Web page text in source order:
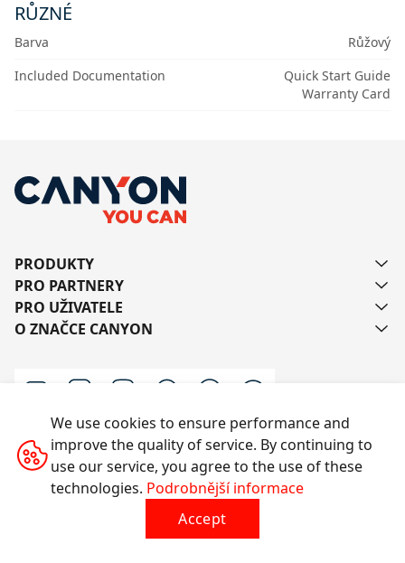
RŮZNÉ
Barva
Růžový
Included Documentation
Quick Start Guide
Warranty Card
PRODUKTY
PRO PARTNERY
PRO UŽIVATELE
O ZNAČCE CANYON
Kontaktujte nás
Všechna práva vyhrazena © 2014-2026 CANYON
We use cookies to ensure performance and
improve the quality of service. By continuing to
use our service, you agree to the use of these
technologies. Podrobnější informace
Accept